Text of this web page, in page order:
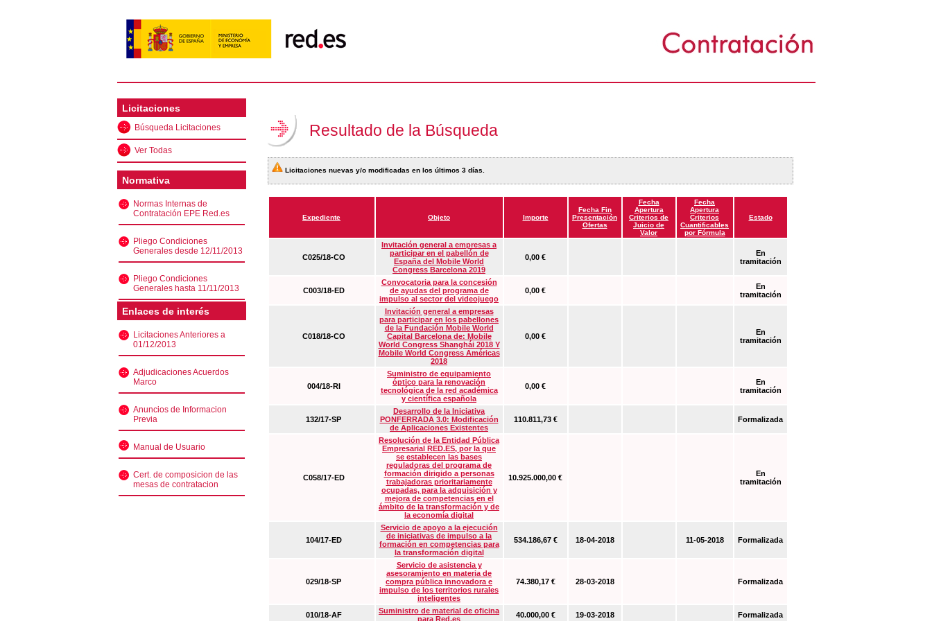
Licitaciones
Búsqueda Licitaciones
Ver Todas
Normativa
Normas Internas de
Contratación EPE Red.es
Pliego Condiciones
Generales desde 12/11/2013
Pliego Condiciones
Generales hasta 11/11/2013
Enlaces de interés
Licitaciones Anteriores a
01/12/2013
Adjudicaciones Acuerdos
Marco
Anuncios de Informacion
Previa
Manual de Usuario
Cert. de composicion de las
mesas de contratacion
Resultado de la Búsqueda
Licitaciones nuevas y/o modificadas en los últimos 3 días.
Expediente Objeto Importe
Fecha Fin
Presentación
Ofertas
Fecha
Apertura
Criterios de
Juicio de
Valor
Fecha
Apertura
Criterios
Cuantificables
por Fórmula
Estado
C025/18-CO
Invitación general a empresas a
participar en el pabellón de
España del Mobile World
Congress Barcelona 2019
0,00 €
En
tramitación
C003/18-ED
Convocatoria para la concesión
de ayudas del programa de
impulso al sector del videojuego
0,00 €
En
tramitación
C018/18-CO
Invitación general a empresas
para participar en los pabellones
de la Fundación Mobile World
Capital Barcelona de: Mobile
World Congress Shanghái 2018 Y
Mobile World Congress Américas
2018
0,00 €
En
tramitación
004/18-RI
Suministro de equipamiento
óptico para la renovación
tecnológica de la red académica
y científica española
0,00 €
En
tramitación
132/17-SP
Desarrollo de la Iniciativa
PONFERRADA 3.0: Modificación
de Aplicaciones Existentes
110.811,73 € Formalizada
C058/17-ED
Resolución de la Entidad Pública
Empresarial RED.ES, por la que
se establecen las bases
reguladoras del programa de
formación dirigido a personas
trabajadoras prioritariamente
ocupadas, para la adquisición y
mejora de competencias en el
ámbito de la transformación y de
la economía digital
10.925.000,00 €
En
tramitación
104/17-ED
Servicio de apoyo a la ejecución
de iniciativas de impulso a la
formación en competencias para
la transformación digital
534.186,67 € 18-04-2018 11-05-2018 Formalizada
029/18-SP
Servicio de asistencia y
asesoramiento en materia de
compra pública innovadora e
impulso de los territorios rurales
inteligentes
74.380,17 € 28-03-2018 Formalizada
010/18-AF
Suministro de material de oficina
para Red.es
40.000,00 € 19-03-2018 Formalizada